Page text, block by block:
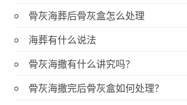
骨灰海葬后骨灰盒怎么处理
海葬有什么说法
骨灰海撒有什么讲究吗？
骨灰海撒完后骨灰盒如何处理？